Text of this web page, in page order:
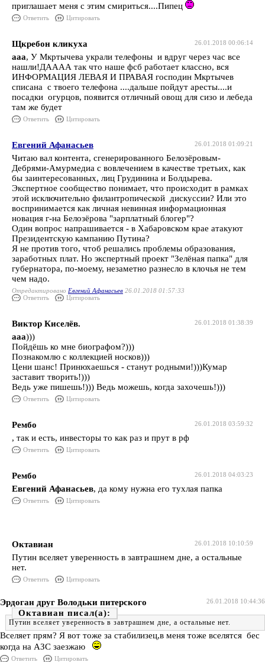
приглашает меня с этим смириться....Пипец
Ответить Цитировать
26.01.2018 00:06:14
Щкребон кликуха
ааа, У Мкртычева украли телефоны и вдруг через час все
нашли!ДАААА так что наше фсб работает классно, вся
ИНФОРМАЦИЯ ЛЕВАЯ И ПРАВАЯ господин Мкртычев
списана с твоего телефона ....дальше пойдут аресты....и
посадки огурцов, появится отличный овощ для сизо и лебеда
там же будет
Ответить Цитировать
26.01.2018 01:09:21
Евгений Афанасьев
Читаю вал контента, сгенерированного Белозёровым-
Дебрями-Амурмедиа с вовлечением в качестве третьих, как
бы заинтересованных, лиц Грудинина и Болдырева.
Экспертное сообщество понимает, что происходит в рамках
этой исключительно филантропической дискуссии? Или это
воспринимается как личная невинная информационная
новация г-на Белозёрова "зарплатный блогер"?
Один вопрос напрашивается - в Хабаровском крае атакуют
Президентскую кампанию Путина?
Я не против того, чтоб решались проблемы образования,
заработных плат. Но экспертный проект "Зелёная папка" для
губернатора, по-моему, незаметно разнесло в клочья не тем
чем надо.
Отредактировано Евгений Афанасьев 26.01.2018 01:57:33
Ответить
Цитировать
26.01.2018 01:38:39
Виктор Киселёв.
ааа)))
Пойдёшь ко мне биографом?)))
Познакомлю с коллекцией носков)))
Цени шанс! Принюхаешься - станут родными!)))Кумар
заставит творить!)))
Ведь уже пишешь!))) Ведь можешь, когда захочешь!)))
Ответить Цитировать
26.01.2018 03:59:32
Рембо
, так и есть, инвесторы то как раз и прут в рф
Ответить Цитировать
26.01.2018 04:03:23
Рембо
Евгений Афанасьев, да кому нужна его тухлая папка
Ответить Цитировать
26.01.2018 10:10:59
Октавиан
Путин вселяет уверенность в завтрашнем дне, а остальные
нет.
Ответить Цитировать
26.01.2018 10:44:36
Эрдоган друг Володьки питерского
Октавиан
Путин вселяет уверенность в завтрашнем дне, а остальные нет.
Вселяет прям? Я вот тоже за стабилизец,в меня тоже вселятся бес
когда на АЗС заезжаю
Ответить Цитировать